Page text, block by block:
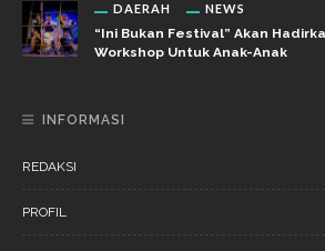
DAERAH NEWS
“Ini Bukan Festival” Akan
Workshop Untuk Anak-Anak
INFORMASI
REDAKSI
PROFIL